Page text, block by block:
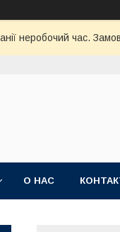
неробочий час.
О НАС